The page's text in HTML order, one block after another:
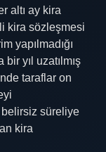
altı ay kira
kira sözleşmesi
yapılmadığı
yıl uzatılmış
taraflar on
belirsiz süreliye
kira